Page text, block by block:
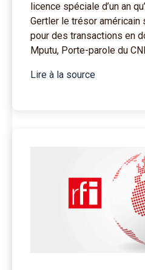
licence spéciale d’un an
Gertler le trésor américain
pour des transactions en
Mputu, Porte-parole du
Lire à la source